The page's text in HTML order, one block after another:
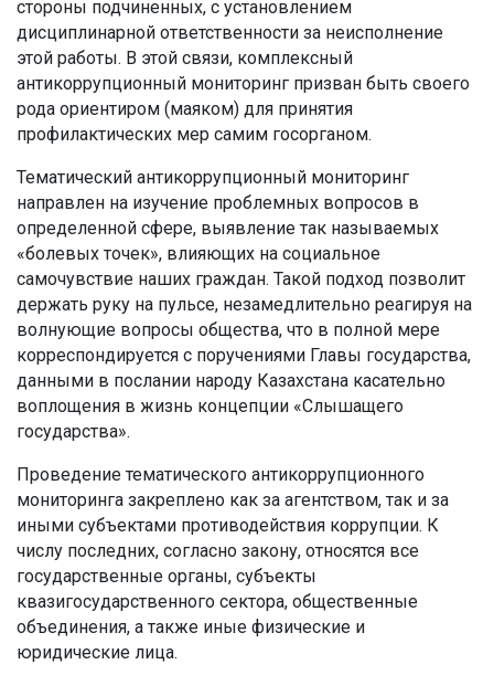
стороны подчиненных, с установлением
дисциплинарной ответственности за неисполнение
этой работы. В этой связи, комплексный
антикоррупционный мониторинг призван быть своего
рода ориентиром (маяком) для принятия
профилактических мер самим госорганом.
Тематический антикоррупционный мониторинг
направлен на изучение проблемных вопросов в
определенной сфере, выявление так называемых
«болевых точек», влияющих на социальное
самочувствие наших граждан. Такой подход позволит
держать руку на пульсе, незамедлительно реагируя на
волнующие вопросы общества, что в полной мере
корреспондируется с поручениями Главы государства,
данными в послании народу Казахстана касательно
воплощения в жизнь концепции «Слышащего
государства».
Проведение тематического антикоррупционного
мониторинга закреплено как за агентством, так и за
иными субъектами противодействия коррупции. К
числу последних, согласно закону, относятся все
государственные органы, субъекты
квазигосударственного сектора, общественные
объединения, а также иные физические и
юридические лица.